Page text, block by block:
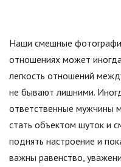
Наши смешные
отношениях может
легкость отношений
не бывают лишними.
ответственные мужчины
стать объектом шуток и
поднять настроение и
важны равенство,